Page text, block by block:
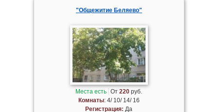
"Общежитие Беляево"
Места есть От220 руб.
Комнаты: 4/ 10/ 14/ 16
Регистрация: Да